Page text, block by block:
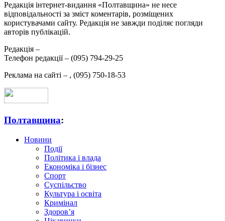
Редакція інтернет-видання «Полтавщина» не несе
відповідальності за зміст коментарів, розміщених
користувачами сайту. Редакція не завжди поділяє погляди
авторів публікацій.
Редакція –
Телефон редакції – (095) 794-29-25
Реклама на сайті – , (095) 750-18-53
Полтавщина:
Новини
Події
Політика і влада
Економіка і бізнес
Спорт
Суспільство
Культура і освіта
Кримінал
Здоров’я